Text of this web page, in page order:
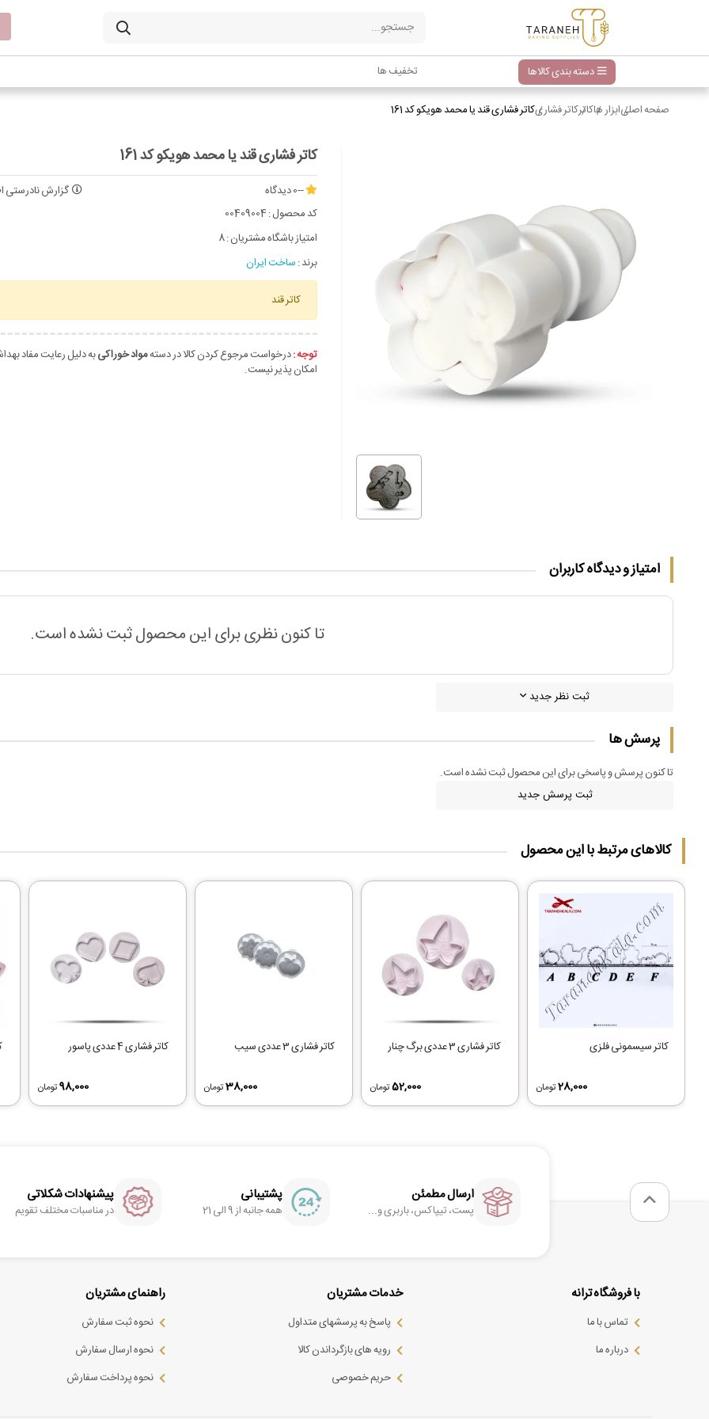
دسته بندی کالاها تخفیف ها
صفحه اصلیابزار هاکاترکاتر فشاریکاتر فشاری قند یا محمد هویکو کد 161
کاتر فشاری قند یا محمد هویکو کد 161
--0 دیدگاه
گزارش نادرستی
کد محصول :00409004
امتیاز باشگاه مشتریان :8
برند :ساخت ایران
کاتر قند
توجه :درخواست مرجوع کردن کالا در دستهمواد خوراکیبه دلیل رعایت مفاد
امکان پذیر نیست.
امتیاز و دیدگاه کاربران
تا کنون نظری برای این محصول ثبت نشده است.
ثبت نظر جدید
پرسش ها
تا کنون پرسش و پاسخی برای این محصول ثبت نشده است.
ثبت پرسش جدید
کالاهای مرتبط با این محصول
کاتر سیسمونی فلزی
28,000تومان
کاتر فشاری 3 عددی برگ چنار
52,000تومان
کاتر فشاری 3 عددی سیب
38,000تومان
کاتر فشاری 4 عددی پاسور
98,000تومان
ارسال مطمئن
پست، تیپاکس، باربری و...
پشتیبانی
همه جانبه از 9 الی 21
پیشنهادات شکلاتی
در مناسبات مختلف تقویم
با فروشگاه ترانه
تماس با ما
درباره ما
خدمات مشتریان
پاسخ به پرسشهای متداول
رویه های بازگرداندن کالا
حریم خصوصی
راهنمای مشتریان
نحوه ثبت سفارش
نحوه ارسال سفارش
نحوه پرداخت سفارش